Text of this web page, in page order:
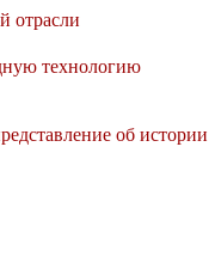
отрасли
технологию
об истории